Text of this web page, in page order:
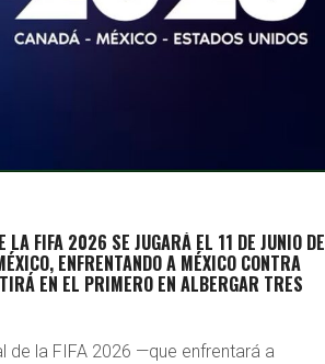
LA FIFA 2026 SE JUGARÁ EL 11 DE JUNIO DE
ENFRENTANDO A MÉXICO CONTRA
EN EL PRIMERO EN ALBERGAR TRES
de la FIFA 2026 —que enfrentará a